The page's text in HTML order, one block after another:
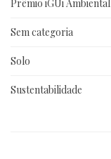
Prêmio iGUi Ambiental
Sem categoria
Solo
Sustentabilidade